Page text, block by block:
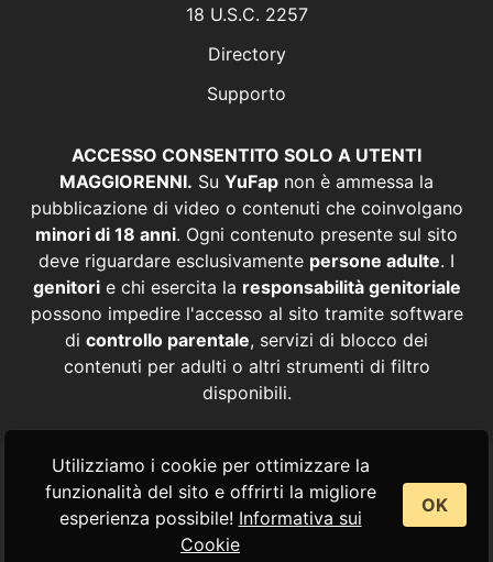
18 U.S.C. 2257
Directory
Supporto
ACCESSO CONSENTITO SOLO A UTENTI
MAGGIORENNI. Su YuFap non è ammessa la
pubblicazione di video o contenuti che coinvolgano
minori di 18 anni. Ogni contenuto presente sul sito
deve riguardare esclusivamente persone adulte. I
genitorie chi esercita la responsabilità genitoriale
possono impedire l'accesso al sito tramite software
di controllo parentale, servizi di blocco dei
contenuti per adulti o altri strumenti di filtro
disponibili.
Amatoriali -2026
Utilizziamo i cookie per ottimizzare la
funzionalità del sito e offrirti la migliore
esperienza possibile! Informativa sui
Cookie
OK